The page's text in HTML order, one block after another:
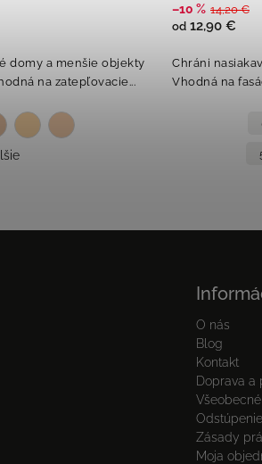
domy a menšie objekty
na zatepľovacie...
–10 % 14,20 €
od 12,90 €
Chráni
Vhodná na
O nás
Blog
Kontakt
Doprava a
Zásady
Moja